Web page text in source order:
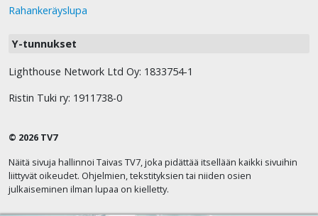
Rahankeräyslupa
Y-tunnukset
Lighthouse Network Ltd Oy: 1833754-1
Ristin Tuki ry: 1911738-0
© 2026 TV7
Näitä sivuja hallinnoi Taivas TV7, joka pidättää itsellään kaikki sivuihin
liittyvät oikeudet. Ohjelmien, tekstityksien tai niiden osien
julkaiseminen ilman lupaa on kielletty.